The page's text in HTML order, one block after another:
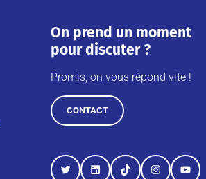
On prend un moment
pour discuter ?
Promis, on vous répond vite !
CONTACT